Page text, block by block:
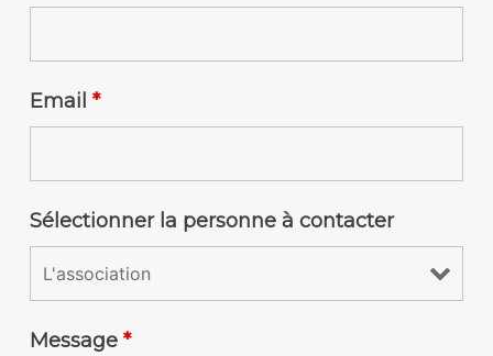
Email *
Sélectionner la personne à contacter
Message *